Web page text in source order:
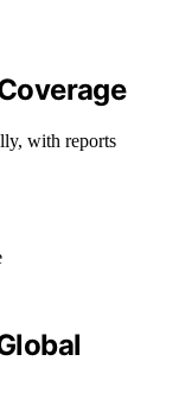
with reports